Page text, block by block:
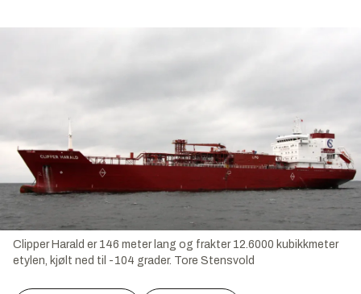
Clipper Harald er 146 meter lang og frakter 12.6000 kubikkmeter
etylen, kjølt ned til -104 grader. Tore Stensvold